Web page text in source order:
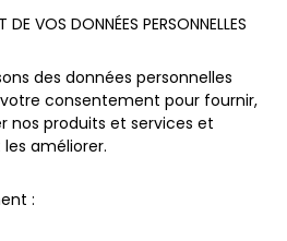
VOS DONNÉES PERSONNELLES
des données personnelles
consentement pour fournir,
nos produits et services et
améliorer.
: